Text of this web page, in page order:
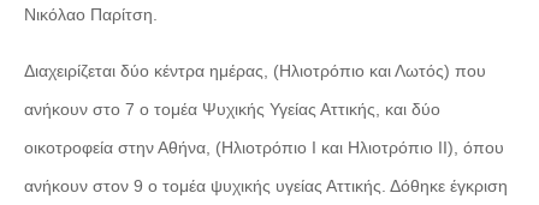
Νικόλαο Παρίτση.
Διαχειρίζεται δύο κέντρα ημέρας, (Ηλιοτρόπιο και Λωτός) που
ανήκουν στο 7 ο τομέα Ψυχικής Υγείας Αττικής, και δύο
οικοτροφεία στην Αθήνα, (Ηλιοτρόπιο Ι και Ηλιοτρόπιο ΙΙ), όπου
ανήκουν στον 9 ο τομέα ψυχικής υγείας Αττικής. Δόθηκε έγκριση